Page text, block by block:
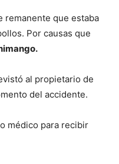
remanente que estaba
Por causas que
al propietario de
del accidente.
médico para recibir